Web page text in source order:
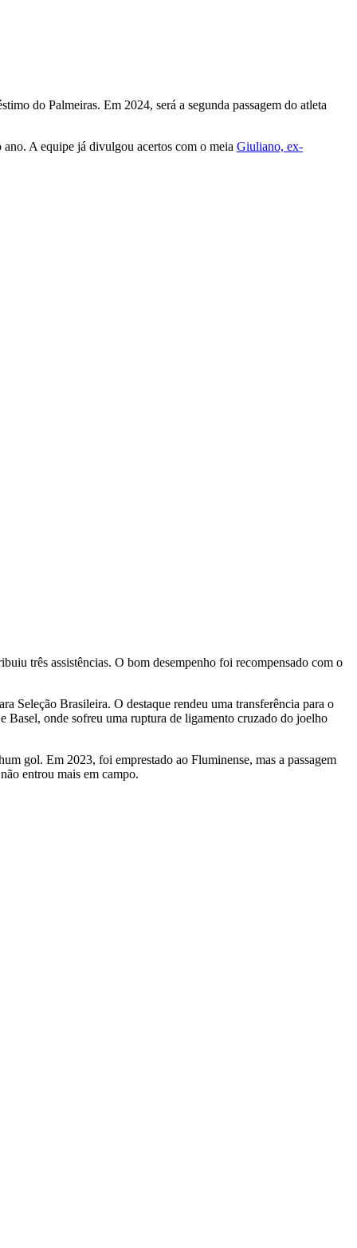
do Palmeiras. Em 2024, será a segunda passagem do atleta
A equipe já divulgou acertos com o meia Giuliano, ex-
três assistências. O bom desempenho foi recompensado com o
Seleção Brasileira. O destaque rendeu uma transferência para o
Basel, onde sofreu uma ruptura de ligamento cruzado do joelho
gol. Em 2023, foi emprestado ao Fluminense, mas a passagem
entrou mais em campo.